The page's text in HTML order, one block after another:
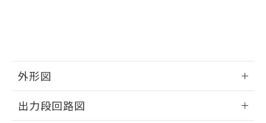
外形図
出力段回路図
指します。
51物質の非含有証明書（当社基準）
※本証明書は発行日時点で非含有を証明す
るもので、過去に遡って非含有を証明する
ものではありません。
また、RoHS指令のフタル酸エステル類４